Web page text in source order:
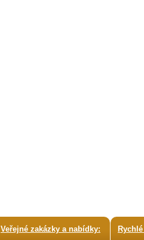
Veřejné zakázky a nabídky: